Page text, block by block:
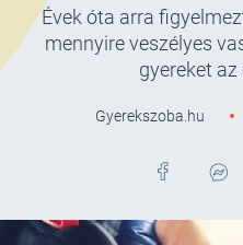
Évek óta arra
mennyire veszélyes
gyereket
Gyerekszoba.hu